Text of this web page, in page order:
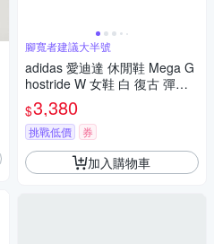
腳寬者建議大半號
adidas 愛迪達 休閒鞋 Mega G
hostride W 女鞋 白 復古 彈簧
跑鞋 支撐 運動鞋 JQ0555
$3,380
挑戰低價 券
加入購物車